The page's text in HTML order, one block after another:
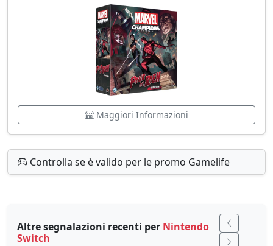
Maggiori Informazioni
Controlla se è valido per le promo Gamelife
Altre segnalazioni recenti per Nintendo
Switch